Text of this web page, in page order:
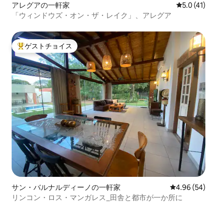
アレグアの一軒家 レビュー41
5.0 (41)
「ウィンドウズ・オン・ザ・レイク」、アレグア
大好評のゲストチョイスです。
ゲストチョイス
サン・バルナルディーノの一軒家 レビュー54
4.96 (54)
リンコン・ロス・マンガレス_田舎と都市が一か所に